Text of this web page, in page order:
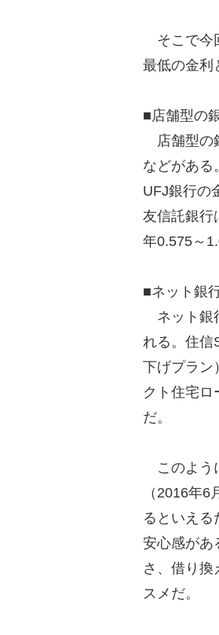
そこで今
最低の金利
■店舗型の
店舗型の
などがある
UFJ銀行の
友信託銀行
年0.575～
■ネット銀
ネット銀
れる。住信
下げプラン
クト住宅ロ
だ。
このよう
（2016年
るといえる
安心感があ
さ、借り換
スメだ。